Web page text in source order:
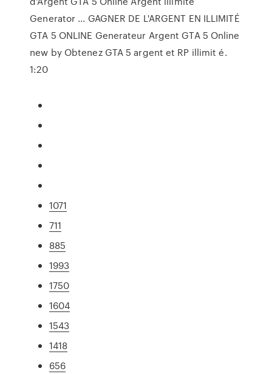
Generator ... GAGNER DE L'ARGENT EN ILLIMITÉ
GTA 5 ONLINE Generateur Argent GTA 5 Online
new by Obtenez GTA 5 argent et RP illimit é.
1:20
1071
711
885
1993
1750
1604
1543
1418
656